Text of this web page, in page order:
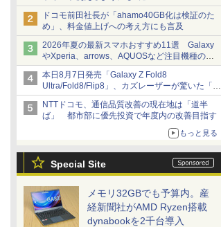
ドコモ前田社長が「ahamo40GB化は検証のた
め」、料金値上げへの考え方にも言及
2026年夏の最新スマホおすすめ11選 Galaxy
やXperia、arrows、AQUOSなど注目機種の特
徴は
本日8月7日発売「Galaxy Z Fold8
Ultra/Fold8/Flip8」、カズレーザーが驚いた「そ
ば屋のメニュー並みの薄さ」
NTTドコモ、通信品質改善の現在地は「道半
ば」 都市部に優先投資で年度内の改善目指す
もっと見る
Special Site
メモリ32GBでも予算内。産
経新聞社がAMD Ryzen搭載
dynabookを2千台導入